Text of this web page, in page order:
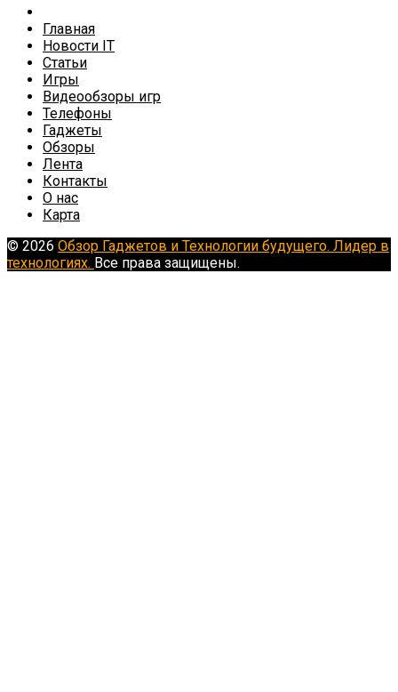
Главная
Новости IT
Статьи
Игры
Видеообзоры игр
Телефоны
Гаджеты
Обзоры
Лента
Контакты
О нас
Карта
© 2026 Обзор Гаджетов и Технологии будущего. Лидер в
технологиях. Все права защищены.